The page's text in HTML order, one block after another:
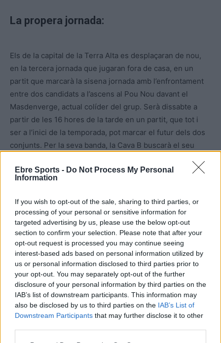
Ebre Sports - Do Not Process My Personal
Information
If you wish to opt-out of the sale, sharing to third parties, or
processing of your personal or sensitive information for
targeted advertising by us, please use the below opt-out
section to confirm your selection. Please note that after your
opt-out request is processed you may continue seeing
interest-based ads based on personal information utilized by
us or personal information disclosed to third parties prior to
your opt-out. You may separately opt-out of the further
disclosure of your personal information by third parties on the
IAB’s list of downstream participants. This information may
also be disclosed by us to third parties on the IAB’s List of
Downstream Participants that may further disclose it to other
La propera jornada:
Els de la capital de la Terra Alta es desplaçaran de nou,
en la tercera jornada que jugaran fora de casa, en un
partit que marcarà la sisena jornada amb l’enfrontament
entre dos candidats a l’ascens al Pou Nou davant el
Masdenverge, actual colíder del grup. Serà dissabte a
partir de les 16 hores de la tarde en un partit, que tot i
ser a l’inici de la temporada, pot marcar el futur dels dos
conjunts. Per la seva banda, la Cava B buscarà el seu
alta del grup, el Tivenys, dissabte a partir de les 17 hores
de la tarde.
Article anterior
Primera derrota a la LEB Or
del Bàsquet Girona del tortosí
Article següent
Un gol de Ferran a l’afegit,
consolida al Tortosa en el